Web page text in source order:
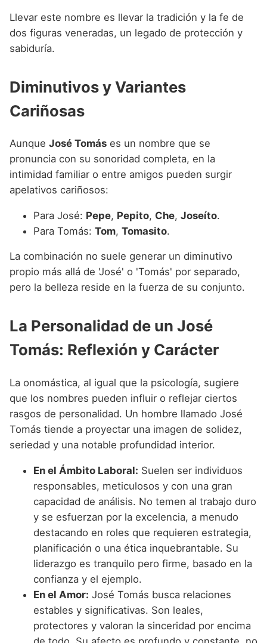
Llevar este nombre es llevar la tradición y la fe de
dos figuras veneradas, un legado de protección y
sabiduría.
Diminutivos y Variantes
Cariñosas
Aunque José Tomás es un nombre que se
pronuncia con su sonoridad completa, en la
intimidad familiar o entre amigos pueden surgir
apelativos cariñosos:
Para José: Pepe, Pepito, Che, Joseíto.
Para Tomás: Tom, Tomasito.
La combinación no suele generar un diminutivo
propio más allá de 'José' o 'Tomás' por separado,
pero la belleza reside en la fuerza de su conjunto.
La Personalidad de un José
Tomás: Reflexión y Carácter
La onomástica, al igual que la psicología, sugiere
que los nombres pueden influir o reflejar ciertos
rasgos de personalidad. Un hombre llamado José
Tomás tiende a proyectar una imagen de solidez,
seriedad y una notable profundidad interior.
En el Ámbito Laboral: Suelen ser individuos
responsables, meticulosos y con una gran
capacidad de análisis. No temen al trabajo duro
y se esfuerzan por la excelencia, a menudo
destacando en roles que requieren estrategia,
planificación o una ética inquebrantable. Su
liderazgo es tranquilo pero firme, basado en la
confianza y el ejemplo.
En el Amor: José Tomás busca relaciones
estables y significativas. Son leales,
protectores y valoran la sinceridad por encima